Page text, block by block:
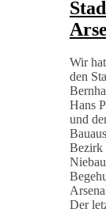
Wir
den
Hans
und
Bezirk
Der